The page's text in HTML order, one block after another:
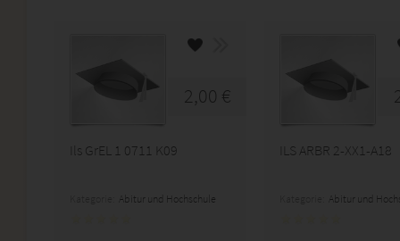
2,00 €
Ils GrEL 1 0711 K09
Abitur und Hochschule
ILS ARBR 2-XX1-A18
Abitur und